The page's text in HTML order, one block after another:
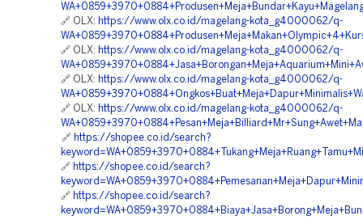
🔗 OLX: https://www.olx.co.id/magelang-kota_g4000062/q-
🔗 OLX: https://www.olx.co.id/magelang-kota_g4000062/q-
🔗 OLX: https://www.olx.co.id/magelang-kota_g4000062/q-
🔗 OLX: https://www.olx.co.id/magelang-kota_g4000062/q-
🔗 https://shopee.co.id/search?
🔗 https://shopee.co.id/search?
🔗 https://shopee.co.id/search?